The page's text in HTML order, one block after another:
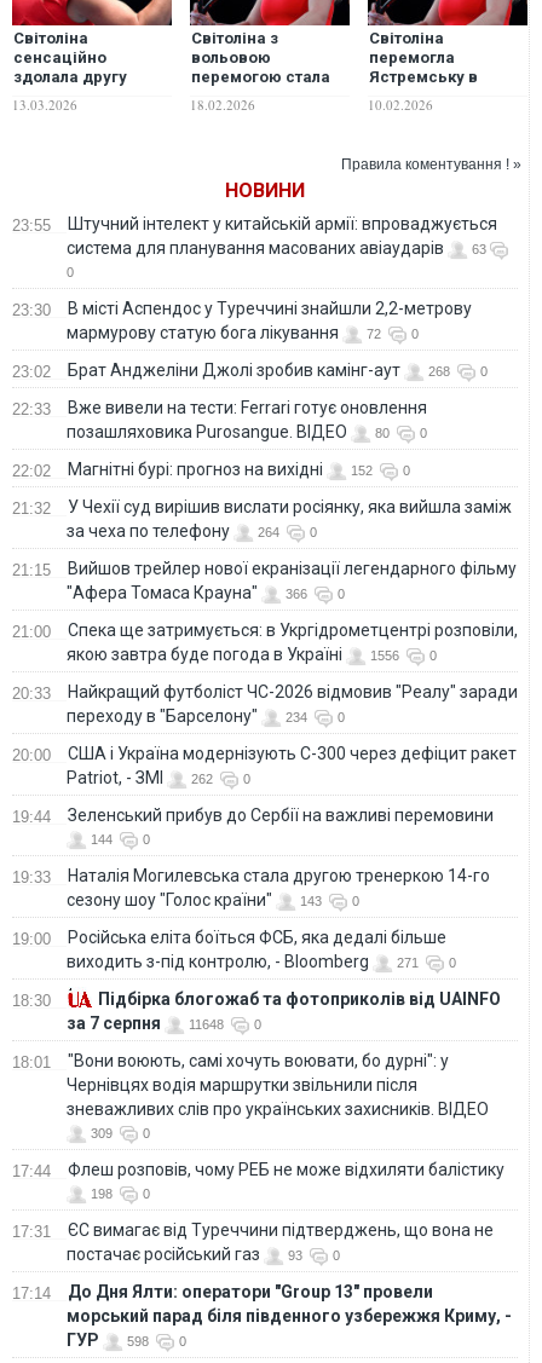
Світоліна
сенсаційно
здолала другу
вийшла до
13.03.2026
Світоліна з
вольовою
перемогою стала
престижного
18.02.2026
Світоліна
перемогла
Ястремську в
на престижному
10.02.2026
Правила коментування ! »
НОВИНИ
23:55
Штучний інтелект у китайській армії: впроваджується
система для планування масованих авіаударів
63
0
23:30
В місті Аспендос у Туреччині знайшли 2,2-метрову
мармурову статую бога лікування
72 0
23:02 Брат Анджеліни Джолі зробив камінг-аут 268 0
22:33
Вже вивели на тести: Ferrari готує оновлення
позашляховика Purosangue. ВІДЕО
80 0
22:02 Магнітні бурі: прогноз на вихідні 152 0
21:32
У Чехії суд вирішив вислати росіянку, яка вийшла заміж
за чеха по телефону
264 0
21:15
Вийшов трейлер нової екранізації легендарного фільму
"Афера Томаса Крауна"
366 0
21:00
Спека ще затримується: в Укргідрометцентрі розповіли,
якою завтра буде погода в Україні
1556 0
20:33
Найкращий футболіст ЧС-2026 відмовив "Реалу" заради
переходу в "Барселону"
234 0
20:00
США і Україна модернізують С-300 через дефіцит ракет
Patriot, - ЗМІ
262 0
19:44 Зеленський прибув до Сербії на важливі перемовини
144 0
19:33
Наталія Могилевська стала другою тренеркою 14-го
сезону шоу "Голос країни"
143 0
19:00
Російська еліта боїться ФСБ, яка дедалі більше
виходить з-під контролю, - Bloomberg
271 0
18:30
Підбірка блогожаб та фотоприколів від UAINFO
за 7 серпня
11648 0
18:01
"Вони воюють, самі хочуть воювати, бо дурні": у
Чернівцях водія маршрутки звільнили після
зневажливих слів про українських захисників. ВІДЕО
309 0
17:44 Флеш розповів, чому РЕБ не може відхиляти балістику
198 0
17:31
ЄС вимагає від Туреччини підтверджень, що вона не
постачає російський газ
93 0
17:14
До Дня Ялти: оператори "Group 13" провели
морський парад біля південного узбережжя Криму, -
ГУР
598 0